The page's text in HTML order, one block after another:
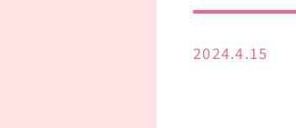
2024.4.15